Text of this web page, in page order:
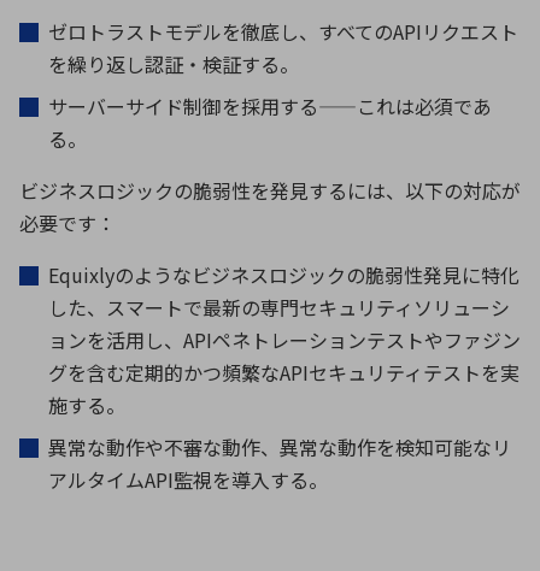
ゼロトラストモデルを徹底し、すべてのAPI リクエスト
を繰り返し認証・検証する。
サーバーサイド制御を採用する——これは必須であ
る。
ビジネスロジックの脆弱性を発見するには、以下の対応が
必要です：
Equixlyのようなビジネスロジックの脆弱性発見に特化
した、スマートで最新の専門セキュリティソリューシ
ョンを活用し、 APIペネトレーションテストやファジン
グを含む定期的かつ頻繁なAPIセキュリティテストを実
施する。
異常な動作や不審な動作、異常な動作を検知可能なリ
アルタイムAPI監視を導入する。